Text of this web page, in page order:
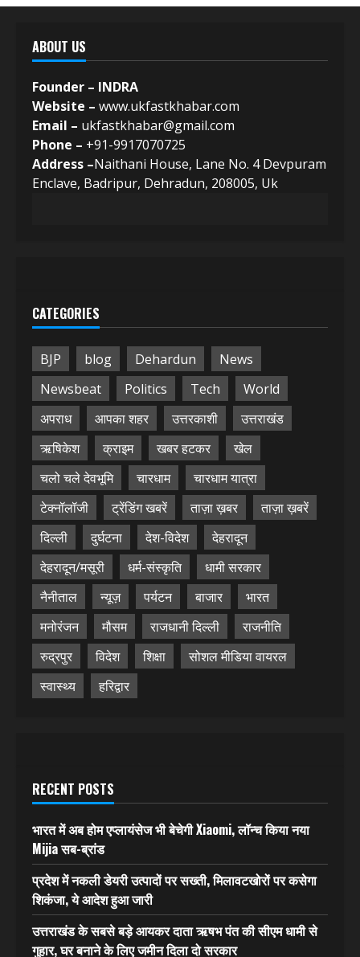
ABOUT US
Founder – INDRA
Website – www.ukfastkhabar.com
Email – ukfastkhabar@gmail.com
Phone – +91-9917070725
Address –Naithani House, Lane No. 4 Devpuram
Enclave, Badripur, Dehradun, 208005, Uk
CATEGORIES
BJP blog Dehardun
News
Newsbeat
Politics Tech
World
अपराध
आपका शहर उत्तरकाशी
उत्तराखंड
ऋषिकेश
क्राइम खबर हटकर
खेल
चलो चले देवभूमि
चारधाम
चारधाम यात्रा
टेक्नॉलॉजी
ट्रेंडिंग खबरें ताज़ा ख़बर
ताज़ा ख़बरें
दिल्ली
दुर्घटना देश-विदेश
देहरादून
देहरादून/मसूरी
धर्म-संस्कृति
धामी सरकार
नैनीताल
न्यूज़ पर्यटन बाजार
भारत
मनोरंजन
मौसम राजधानी दिल्ली
राजनीति
रुद्रपुर
विदेश शिक्षा
सोशल मीडिया वायरल
स्वास्थ्य
हरिद्वार
RECENT POSTS
भारत में अब होम एप्लायंसेज भी बेचेगी Xiaomi, लॉन्च किया नया
Mijia सब-ब्रांड
प्रदेश में नकली डेयरी उत्पादों पर सख्ती, मिलावटखोरों पर कसेगा
शिकंजा, ये आदेश हुआ जारी
उत्तराखंड के सबसे बड़े आयकर दाता ऋषभ पंत की सीएम धामी से
गुहार, घर बनाने के लिए जमीन दिला दो सरकार